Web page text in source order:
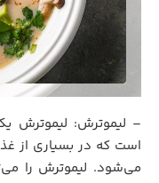
– لیموترش: لیموترش
است که در بسیاری از
می‌شود. لیموترش را